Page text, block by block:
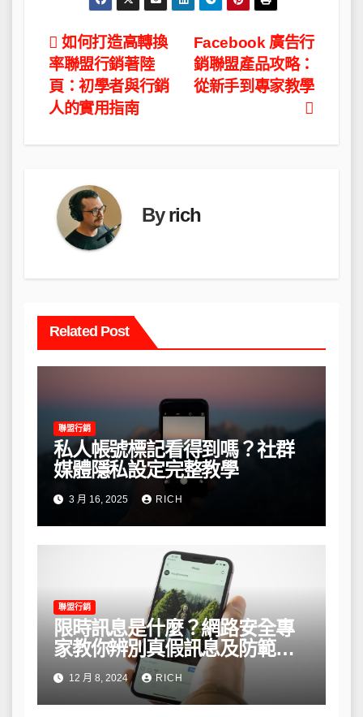
文
章
導
覽
Facebook 廣告行
銷聯盟產品攻略：
從新手到專家教學
如何打造高轉換
率聯盟行銷著陸
頁：初學者與行銷
人的實用指南
Byrich
Related Post
聯盟行銷
私人帳號標記看得到嗎？社群
媒體隱私設定完整教學
3 月 16, 2025 RICH
聯盟行銷
限時訊息是什麼？網路安全專
家教你辨別真假訊息及防範風
險12 月 8, 2024 RICH